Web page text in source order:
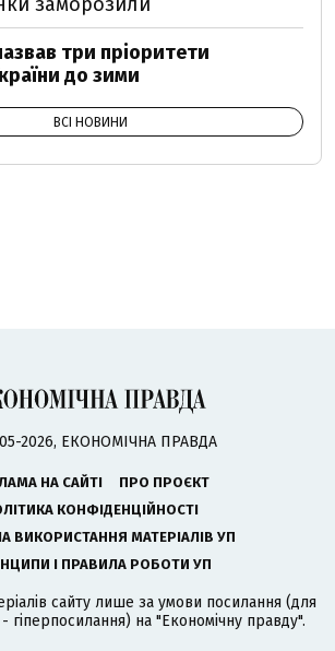
три пріоритети
до зими
ВСІ НОВИНИ
2026, ЕКОНОМІЧНА ПРАВДА
НА САЙТІ
ПРО ПРОЄКТ
КОНФІДЕНЦІЙНОСТІ
ВИКОРИСТАННЯ МАТЕРІАЛІВ УП
І ПРАВИЛА РОБОТИ УП
сайту лише за умови посилання (для
гіперпосилання) на "Економічну правду".